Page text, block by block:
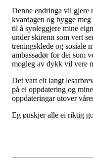
Denne endringa vil gjere
kvardagen og bygge
til å synleggjere mine
under skirenn som vert
treningsklede og sosiale
ambassadør for dei som
mogleg av dykk vil vere
Det vart eit langt
på ei oppdatering og
oppdateringar utover
Eg ønskjer alle ei riktig